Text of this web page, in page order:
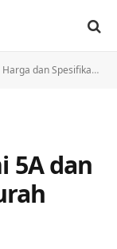
Harga dan Spesifikasi
5A dan